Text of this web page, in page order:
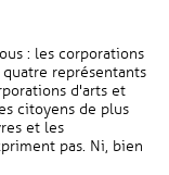
: les corporations
représentants
d'arts et
citoyens de plus
et les
pas. Ni, bien